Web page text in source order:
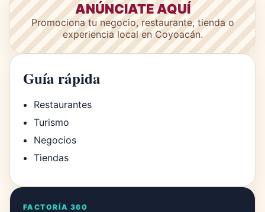
ANÚNCIATE AQUÍ
Promociona tu negocio, restaurante, tienda o
experiencia local en Coyoacán.
Guía rápida
Restaurantes
Turismo
Negocios
Tiendas
FACTORÍA 360